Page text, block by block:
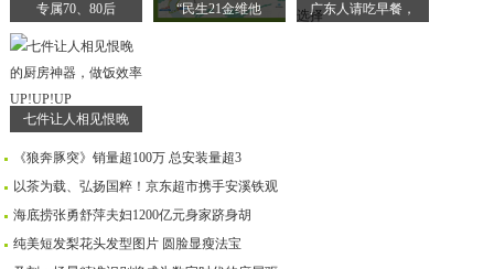
专属70、80后 “民生21金维他 广东人请吃早餐，
七件让人相见恨晚
《狼奔豚突》销量超100万 总安装量超3
以茶为载、弘扬国粹！京东超市携手安溪铁观
海底捞张勇舒萍夫妇1200亿元身家跻身胡
纯美短发梨花头发型图片 圆脸显瘦法宝